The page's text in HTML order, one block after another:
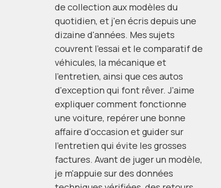
de collection aux modèles du
quotidien, et j'en écris depuis une
dizaine d'années. Mes sujets
couvrent l'essai et le comparatif de
véhicules, la mécanique et
l'entretien, ainsi que ces autos
d'exception qui font rêver. J'aime
expliquer comment fonctionne
une voiture, repérer une bonne
affaire d'occasion et guider sur
l'entretien qui évite les grosses
factures. Avant de juger un modèle,
je m'appuie sur des données